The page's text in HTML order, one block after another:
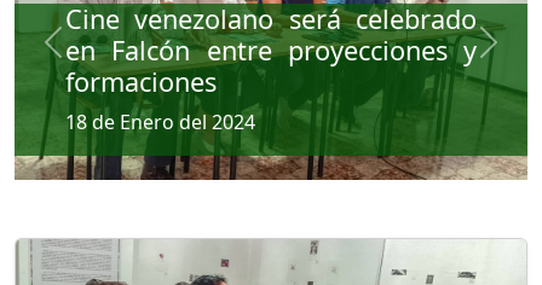
Cine venezolano será celebrado
en Falcón entre proyecciones y
formaciones
18 de Enero del 2024
Previous Next